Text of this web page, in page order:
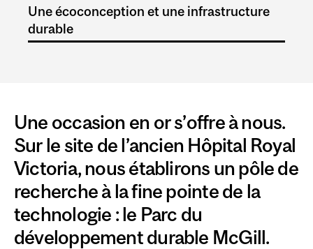
Une écoconception et une infrastructure
durable
Une occasion en or s’offre à nous.
Sur le site de l’ancien Hôpital Royal
Victoria, nous établirons un pôle de
recherche à la fine pointe de la
technologie : le Parc du
développement durable McGill.